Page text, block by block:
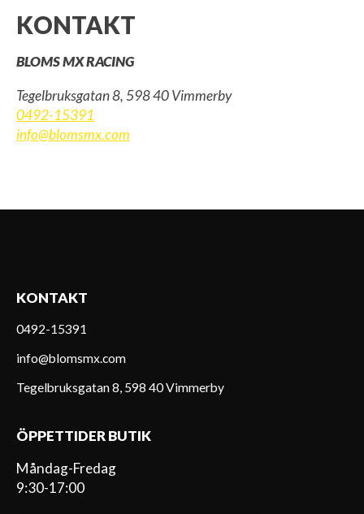
KONTAKT
BLOMS MX RACING
Tegelbruksgatan 8, 598 40 Vimmerby
0492-15391
info@blomsmx.com
KONTAKT
0492-15391
info@blomsmx.com
Tegelbruksgatan 8, 598 40 Vimmerby
ÖPPETTIDER BUTIK
Måndag-Fredag
9:30-17:00